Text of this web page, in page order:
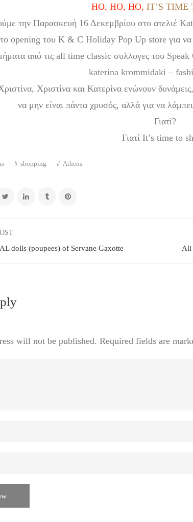
HO, HO, HO, IT’S TIME
την Παρασκευή 16 Δεκεμβρίου στο ατελιέ
opening του K & C Holiday Pop Up store για να
από τις all time classic συλλογες του Speak
katerina krommidaki –
Χριστίνα και Κατερίνα ενώνουν
να μην είναι πάντα χρυσός, αλλά για να
Γιατί?
Γιατί It’s time to
shopping Athens
dolls (poupees) of Servane Gaxotte All
will not be published. Required fields are